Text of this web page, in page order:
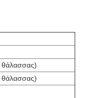
θάλασσας)
θάλασσας)